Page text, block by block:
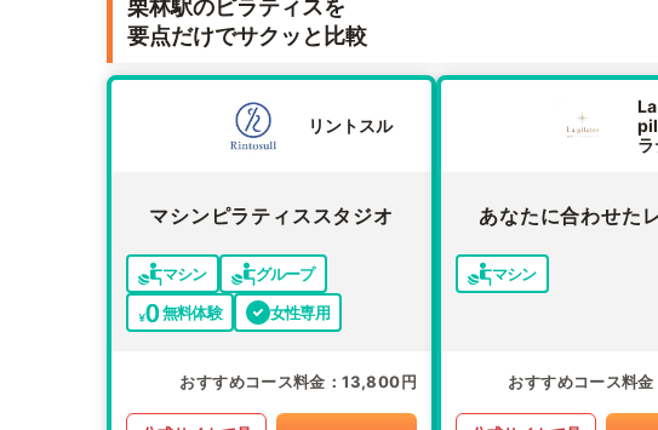
栗林駅のピラティスを
要点だけでサクッと比較
リントスル
マシンピラティススタジオ
マシン
グループ
無料体験
女性専用
おすすめコース料金 13,800円
La
ラ
あなたに合わせた
マシン
おすすめコース料金